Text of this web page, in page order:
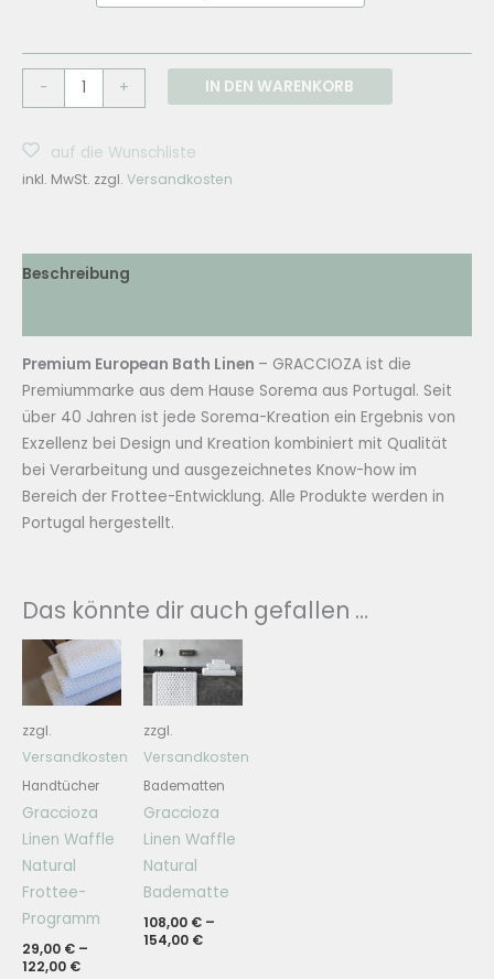
-
Graccioza
AURA
Menge
+ IN DEN WARENKORB
auf die Wunschliste
inkl. MwSt. zzgl. Versandkosten
Beschreibung
Premium European Bath Linen – GRACCIOZA ist die
Premiummarke aus dem Hause Sorema aus Portugal. Seit
über 40 Jahren ist jede Sorema-Kreation ein Ergebnis von
Exzellenz bei Design und Kreation kombiniert mit Qualität
bei Verarbeitung und ausgezeichnetes Know-how im
Bereich der Frottee-Entwicklung. Alle Produkte werden in
Portugal hergestellt.
Das könnte dir auch gefallen …
zzgl.
Versandkosten
Handtücher
Graccioza
Linen Waffle
Natural
Frottee-
Programm
29,00 € –
122,00 €
zzgl.
Versandkosten
Badematten
Graccioza
Linen Waffle
Natural
Badematte
108,00 €–
154,00 €